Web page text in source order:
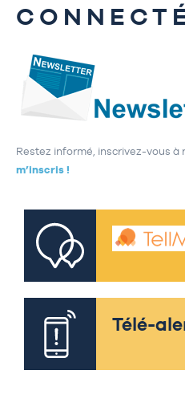
Restez informé, inscrivez-vous à
m’inscris !
Télé-